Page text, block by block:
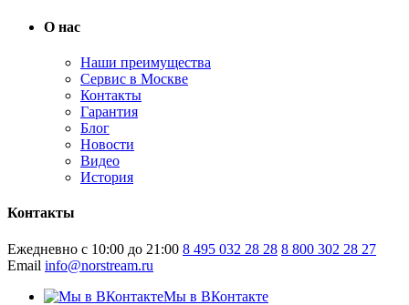
О нас
Наши преимущества
Сервис в Москве
Контакты
Гарантия
Блог
Новости
Видео
История
Контакты
Ежедневно с 10:00 до 21:00 8 495 032 28 28 8 800 302 28 27
Email info@norstream.ru
Мы в ВКонтакте